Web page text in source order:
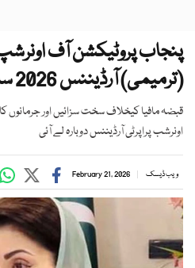
پنجاب پروٹیکشن آف اونرشپ
(ترمیمی) آرڈیننس 2026 سامنے آگیا
قبضہ مافیا کیخلاف سخت سزائیں اور
اونرشب پراپرٹی آرڈیننس دوبارہ لے آئی
ویب ڈیسک February 21, 2026